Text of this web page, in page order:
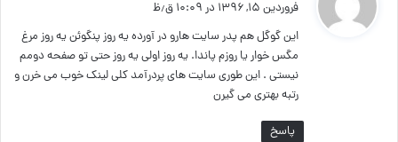
:
فروردین ۱۵, ۱۳۹۶ در ۱۰:۰۹ ق٫ظ
این گوگل هم پدر سایت هارو در آورده یه روز پنگوئن یه روز مرغ
مگس خوار یا روزم پاندا. یه روز اولی یه روز حتی تو صفحه دومم
نیستی . این طوری سایت های پردرآمد کلی لینک خوب می خرن و
رتبه بهتری می گیرن
پاسخ